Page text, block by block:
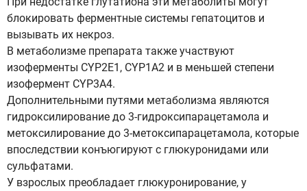
блокировать ферментные системы гепатоцитов и
вызывать их некроз.
В метаболизме препарата также участвуют
изоферменты CYP2E1, CYP1A2 и в меньшей степени
изофермент CYP3A4.
Дополнительными путями метаболизма являются
гидроксилирование до 3-гидроксипарацетамола и
метоксилирование до 3-метоксипарацетамола, которые
впоследствии конъюгируют с глюкуронидами или
сульфатами.
У взрослых преобладает глюкуронирование, у